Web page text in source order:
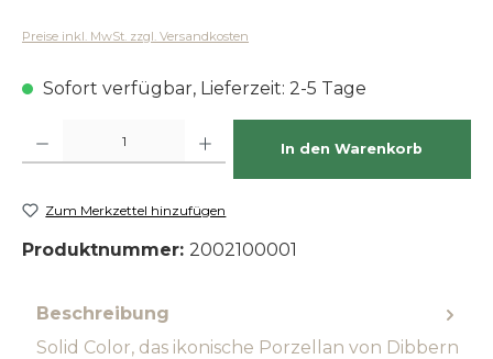
Preise inkl. MwSt. zzgl. Versandkosten
Sofort verfügbar, Lieferzeit: 2-5 Tage
In den Warenkorb
Zum Merkzettel hinzufügen
Produktnummer: 2002100001
Beschreibung
Solid Color, das ikonische Porzellan von Dibbern